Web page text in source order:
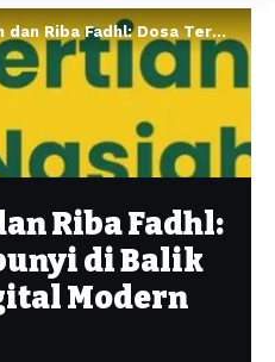
Dosa Tersembunyi di Balik Transaksi Digital Modern
Riba Fadhl:
di Balik
Modern